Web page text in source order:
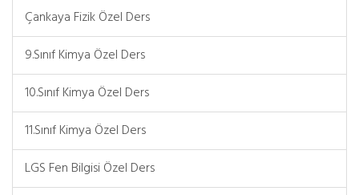
Çankaya Fizik Özel Ders
9.Sınıf Kimya Özel Ders
10.Sınıf Kimya Özel Ders
11.Sınıf Kimya Özel Ders
LGS Fen Bilgisi Özel Ders